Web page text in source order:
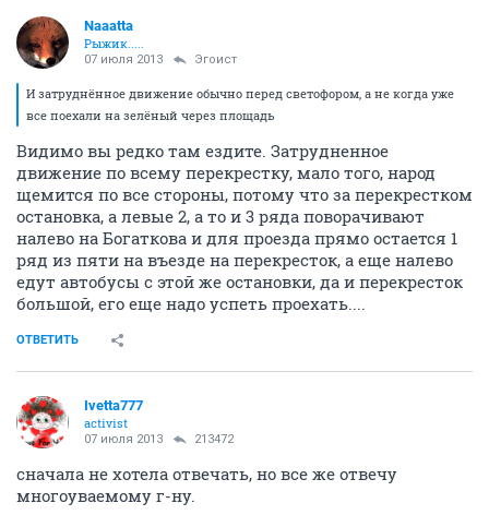
Naaatta
Рыжик.....
07 июля 2013 Эгоист
И затруднённое движение обычно перед светофором, а не когда уже
все поехали на зелёный через площадь
Видимо вы редко там ездите. Затрудненное
движение по всему перекрестку, мало того, народ
щемится по все стороны, потому что за перекрестком
остановка, а левые 2, а то и 3 ряда поворачивают
налево на Богаткова и для проезда прямо остается 1
ряд из пяти на въезде на перекресток, а еще налево
едут автобусы с этой же остановки, да и перекресток
большой, его еще надо успеть проехать....
ОТВЕТИТЬ
Ivetta777
activist
07 июля 2013 213472
сначала не хотела отвечать, но все же отвечу
многоуваемому г-ну.